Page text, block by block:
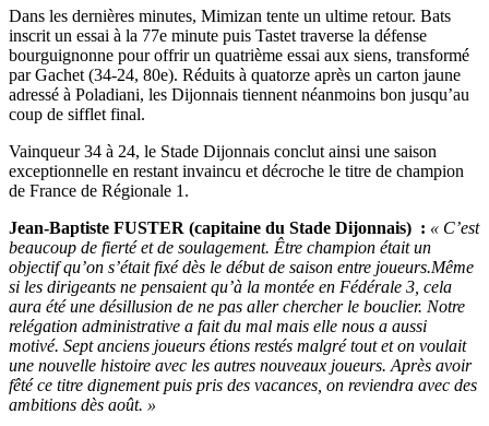
Dans les dernières minutes, Mimizan tente un ultime retour. Bats
inscrit un essai à la 77e minute puis Tastet traverse la défense
bourguignonne pour offrir un quatrième essai aux siens, transformé
par Gachet (34-24, 80e). Réduits à quatorze après un carton jaune
adressé à Poladiani, les Dijonnais tiennent néanmoins bon jusqu’au
coup de sifflet final.
Vainqueur 34 à 24, le Stade Dijonnais conclut ainsi une saison
exceptionnelle en restant invaincu et décroche le titre de champion
de France de Régionale 1.
Jean-Baptiste FUSTER (capitaine du Stade Dijonnais) : « C’est
beaucoup de fierté et de soulagement. Être champion était un
objectif qu’on s’était fixé dès le début de saison entre joueurs.Même
si les dirigeants ne pensaient qu’à la montée en Fédérale 3, cela
aura été une désillusion de ne pas aller chercher le bouclier. Notre
relégation administrative a fait du mal mais elle nous a aussi
motivé. Sept anciens joueurs étions restés malgré tout et on voulait
une nouvelle histoire avec les autres nouveaux joueurs. Après avoir
fêté ce titre dignement puis pris des vacances, on reviendra avec des
ambitions dès août. »